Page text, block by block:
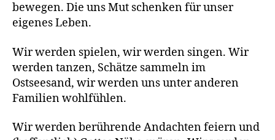
bewegen. Die uns Mut schenken für unser
eigenes Leben.
Wir werden spielen, wir werden singen. Wir
werden tanzen, Schätze sammeln im
Ostseesand, wir werden uns unter anderen
Familien wohlfühlen.
Wir werden berührende Andachten feiern und